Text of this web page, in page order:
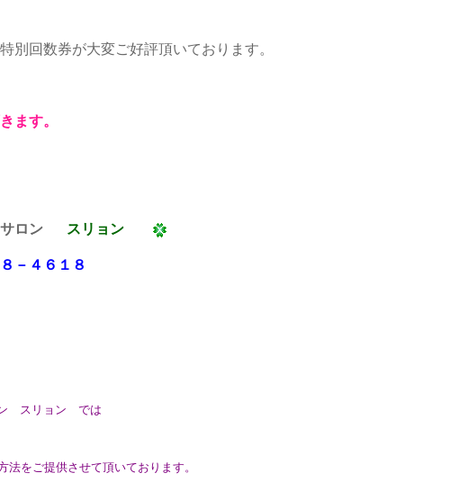
回数券が大変ご好評頂いております。
す。
ロン スリョン
－４６１８
スリョン では
ご提供させて頂いております。